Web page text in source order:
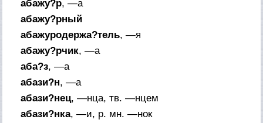
абажу?р, —а
абажу?рный
абажуродержа?тель, —я
абажу?рчик, —а
аба?з, —а
абази?н, —а
абази?нец, —нца,тв. —нцем
абази?нка, —и, р. мн. —нок